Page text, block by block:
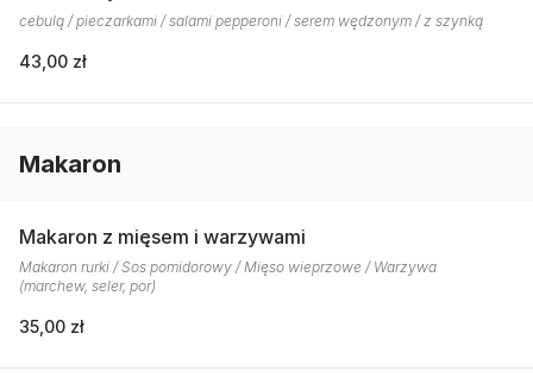
cebulą / pieczarkami / salami pepperoni / serem wędzonym / z szynką
43,00 zł
Makaron
Makaron z mięsem i warzywami
Makaron rurki / Sos pomidorowy / Mięso wieprzowe / Warzywa
(marchew, seler, por)
35,00 zł